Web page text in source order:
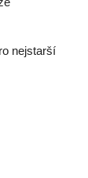
nejstarší